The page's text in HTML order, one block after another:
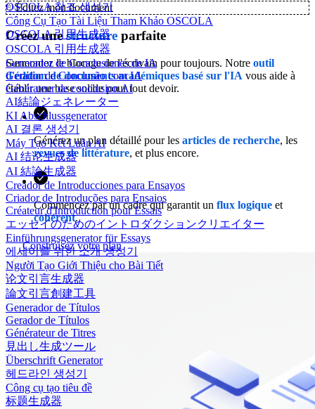
OSCOLA 참조 생성기
Công Cụ Tạo Tài Liệu Tham Khảo OSCOLA
OSCOLA 引用生成器
OSCOLA 引用生成器
Generador de Conclusiones de IA
Gerador de Conclusão com IA
Générateur de conclusion AI
AI結論ジェネレーター
KI Abschlussgenerator
AI 결론 생성기
Máy Tạo Kết Luận AI
AI 结论生成器
AI 結論生成器
Creador de Introducciones para Ensayos
Criador de Introduções para Ensaios
Créateur d'Introduction pour Essais
エッセイのためのイントロダクションクリエイター
Einführungsgenerator für Essays
에세이를 위한 소개 생성기
Người Tạo Giới Thiệu cho Bài Tiết
论文引言生成器
論文引言創建工具
Generador de Títulos
Gerador de Títulos
Générateur de Titres
見出し生成ツール
Überschrift Generator
헤드라인 생성기
Công cụ tạo tiêu đề
标题生成器
✨Éditez mon document
Créez unestructure parfaite
Surmontez le blocage de l'écrivain pour toujours. Notre outil
d'édition de documents académiques basé sur l'IA vous aide à
établir une base solide pour tout devoir.
Générez un plan détaillé pour les articles de recherche, les
revues de littérature, et plus encore.
Commencez par un cadre qui garantit un flux logique et
cohérent.
Construisez votre plan